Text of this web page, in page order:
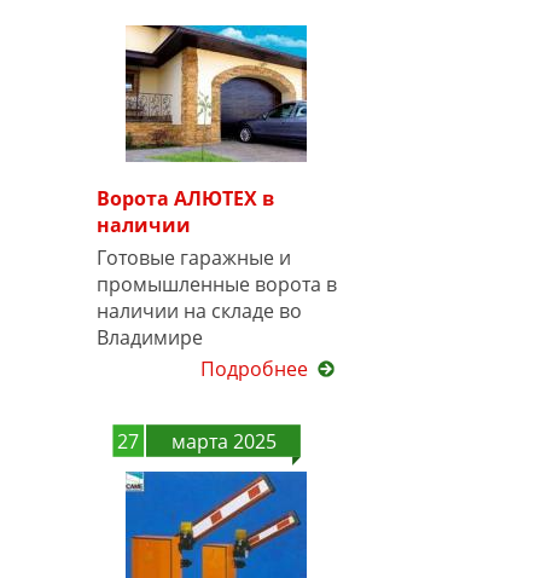
Ворота АЛЮТЕХ в
наличии
Готовые гаражные и
промышленные ворота в
наличии на складе во
Владимире
Подробнее
27 марта 2025